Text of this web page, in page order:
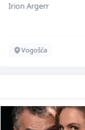
Irion Argerr
Vogošća